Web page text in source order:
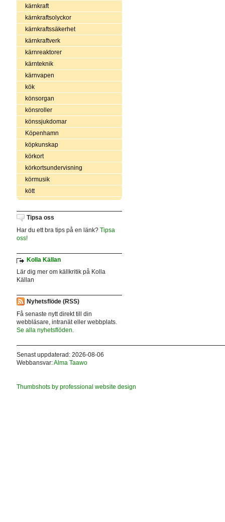
kärnkraft
kärnkraftsolyckor
kärnkraftssäkerhet
kärnkraftverk
kärnreaktorer
kärnteknik
kärnvapen
kök
könsorgan
könsroller
könssjukdomar
Köpenhamn
köpkunskap
körkort
körkortsundervisning
körmusik
kött
Tipsa oss
Har du ett bra tips på en länk? Tipsa
oss!
Kolla Källan
Lär dig mer om källkritik på Kolla
Källan
Nyhetsflöde (RSS)
Få senaste nytt direkt till din
webbläsare, intranät eller webbplats.
Se alla nyhetsflöden.
Senast uppdaterad: 2026-08-06
Webbansvar:Alma Taawo
Thumbshots by professional website design